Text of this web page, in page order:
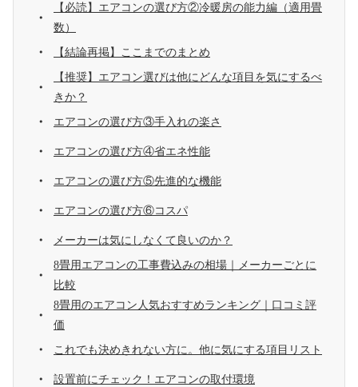
【必読】エアコンの選び方②冷暖房の能力編（適用畳
数）
【結論再掲】ここまでのまとめ
【推奨】エアコン選びは他にどんな項目を気にするべ
きか？
エアコンの選び方③手入れの楽さ
エアコンの選び方④省エネ性能
エアコンの選び方⑤先進的な機能
エアコンの選び方⑥コスパ
メーカーは気にしなくて良いのか？
8畳用エアコンの工事費込みの相場｜メーカーごとに
比較
8畳用のエアコン人気おすすめランキング｜口コミ評
価
これでも決めきれない方に。他に気にする項目リスト
設置前にチェック！エアコンの取付環境